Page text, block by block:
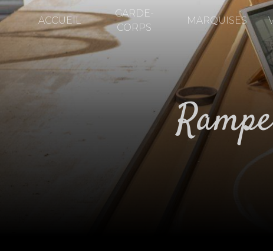
ACCUEIL
GARDE-
CORPS
MARQUISES
Panneau de gestion des cookies